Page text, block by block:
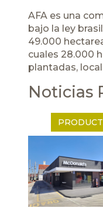
AFA es una
bajo la ley
49.000
cuales 28.000
plantadas,
Noticias